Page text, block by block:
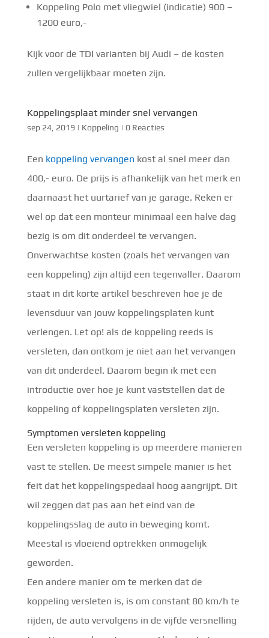
Koppeling Polo met vliegwiel (indicatie) 900 –
1200 euro,-
Kijk voor de TDI varianten bij Audi – de kosten
zullen vergelijkbaar moeten zijn.
Koppelingsplaat minder snel vervangen
sep 24, 2019 | Koppeling | 0 Reacties
Een koppeling vervangen kost al snel meer dan
400,- euro. De prijs is afhankelijk van het merk en
daarnaast het uurtarief van je garage. Reken er
wel op dat een monteur minimaal een halve dag
bezig is om dit onderdeel te vervangen.
Onverwachtse kosten (zoals het vervangen van
een koppeling) zijn altijd een tegenvaller. Daarom
staat in dit korte artikel beschreven hoe je de
levensduur van jouw koppelingsplaten kunt
verlengen. Let op! als de koppeling reeds is
versleten, dan ontkom je niet aan het vervangen
van dit onderdeel. Daarom begin ik met een
introductie over hoe je kunt vaststellen dat de
koppeling of koppelingsplaten versleten zijn.
Symptomen versleten koppeling
Een versleten koppeling is op meerdere manieren
vast te stellen. De meest simpele manier is het
feit dat het koppelingspedaal hoog aangrijpt. Dit
wil zeggen dat pas aan het eind van de
koppelingsslag de auto in beweging komt.
Meestal is vloeiend optrekken onmogelijk
geworden.
Een andere manier om te merken dat de
koppeling versleten is, is om constant 80 km/h te
rijden, de auto vervolgens in de vijfde versnelling